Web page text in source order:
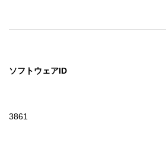
ソフトウェアID
3861